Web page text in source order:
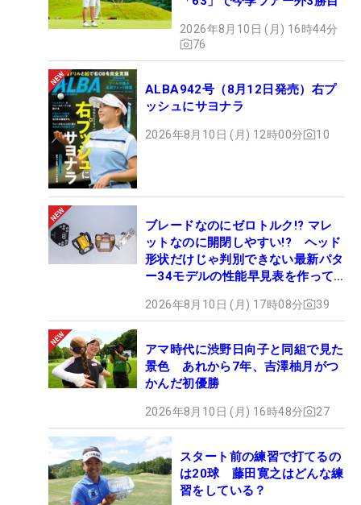
2026年8月10日 (月) 16時44分
76
ALBA942号（8月12日発売）右プ
ッシュにサヨナラ
2026年8月10日 (月) 12時00分 10
ブレードなのにゼロトルク!? マレ
ットなのに開閉しやすい!? ヘッド
形状だけじゃ判別できない最新パタ
ー34モデルの性能早見表を作って
2026年8月10日 (月) 17時08分 39
アマ時代に渋野日向子と同組で見た
景色 あれから7年、吉澤柚月がつ
かんだ初優勝
2026年8月10日 (月) 16時48分 27
スタート前の練習で打てるの
は20球 藤田寛之はどんな練
習をしている？